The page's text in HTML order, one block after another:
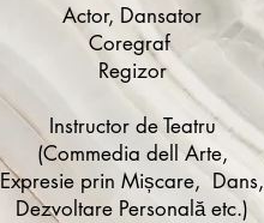
Actor, Dansator
Coregraf
Regizor
Instructor de Teatru
(Commedia dell Arte,
Expresie prin Mișcare, Dans,
Dezvoltare Personală etc.)